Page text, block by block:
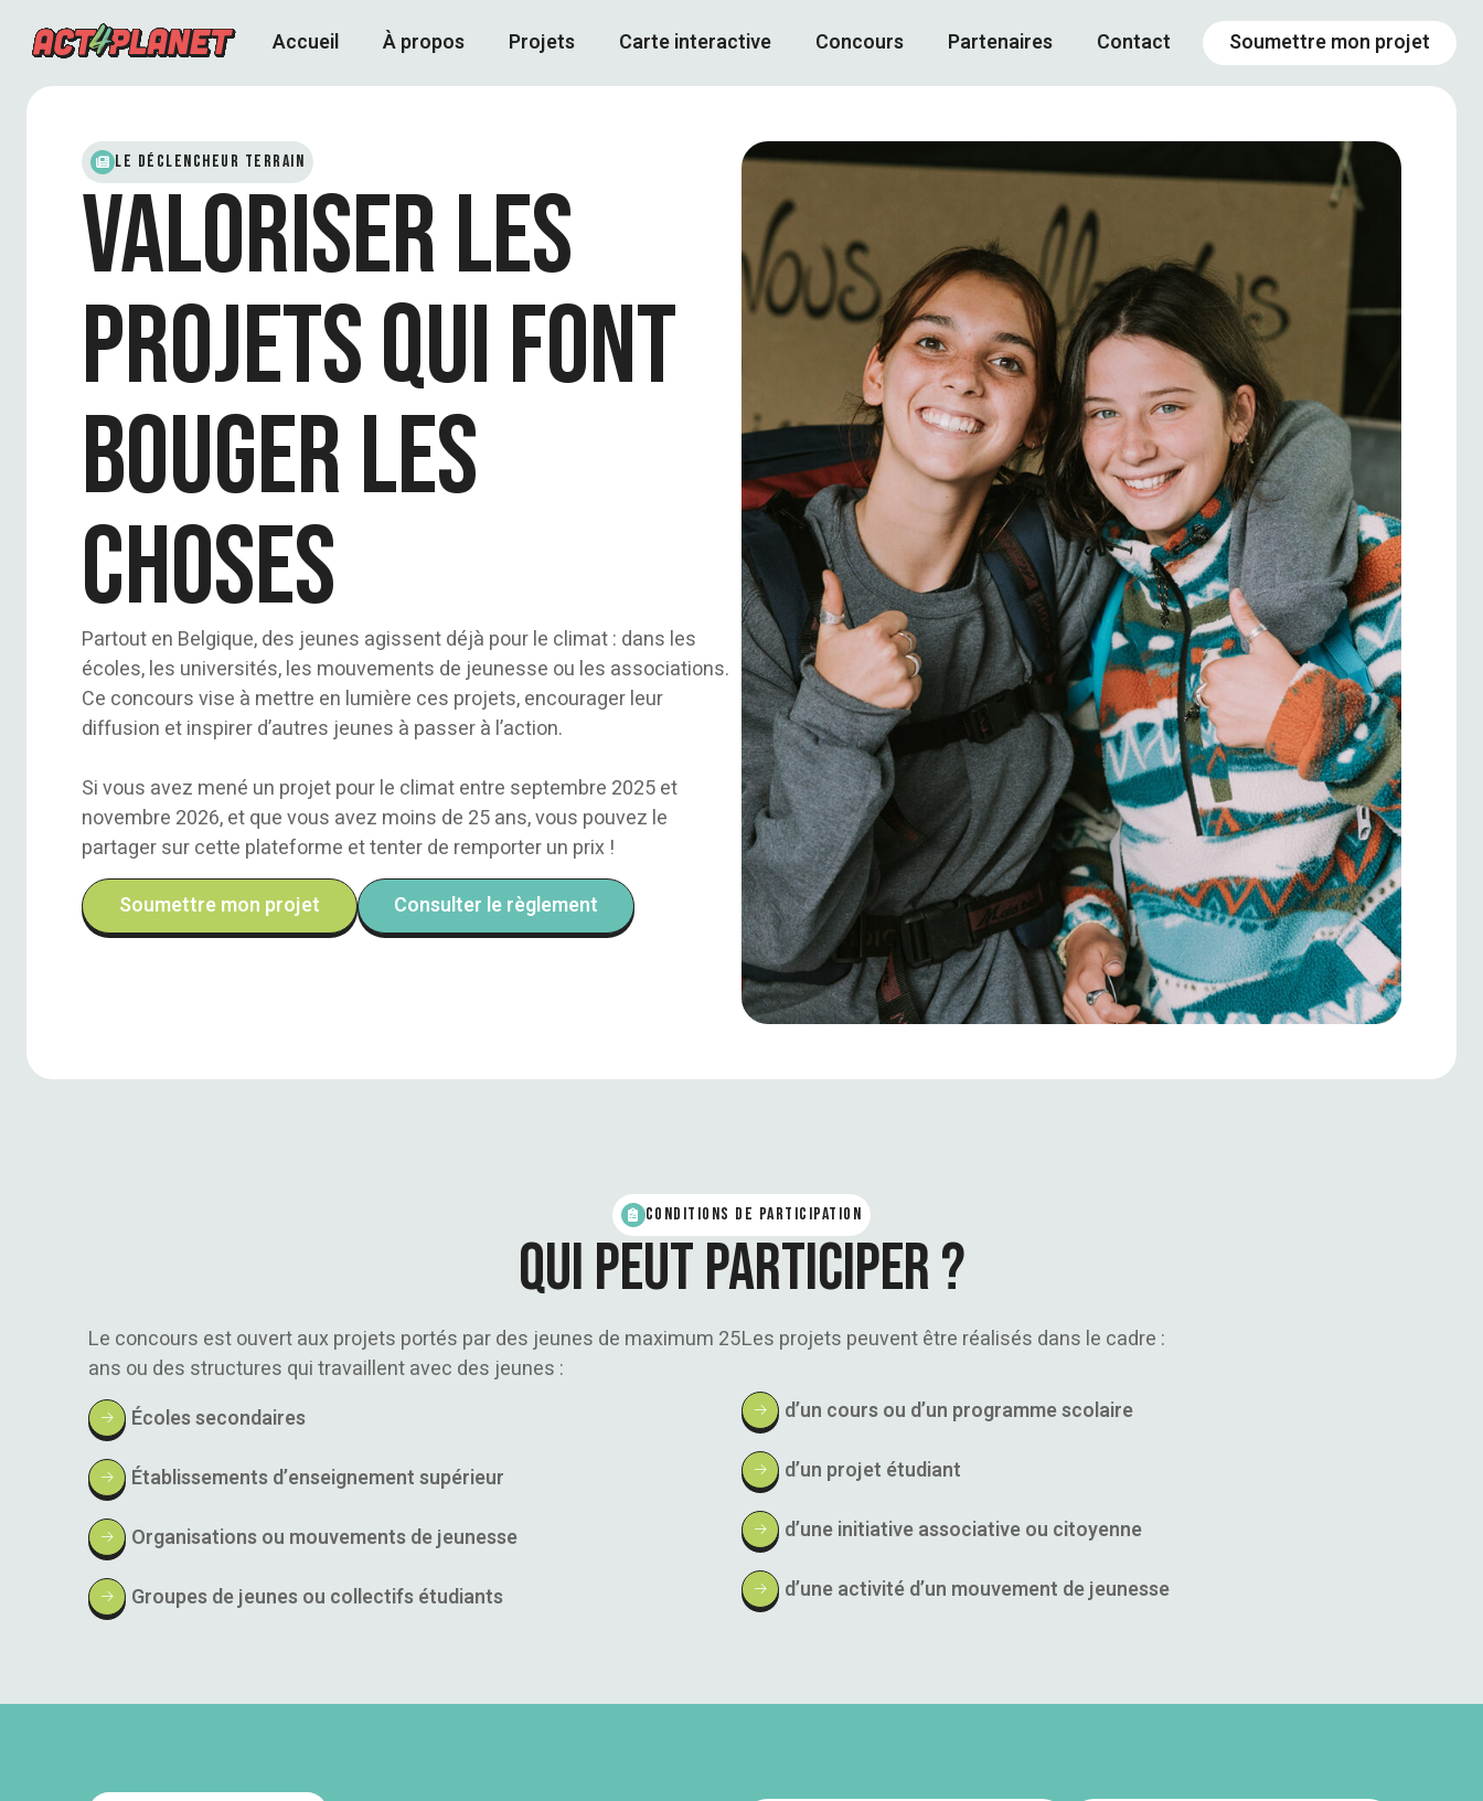
Accueil À propos Projets Carte interactive Concours Partenaires Contact Soumettre mon projet
Le déclencheur terrain
Valoriser les
projets qui font
bouger les
choses
Partout en Belgique, des jeunes agissent déjà pour le climat : dans les
écoles, les universités, les mouvements de jeunesse ou les associations.
Ce concours vise à mettre en lumière ces projets, encourager leur
diffusion et inspirer d’autres jeunes à passer à l’action.
Si vous avez mené un projet pour le climat entre septembre 2025 et
novembre 2026, et que vous avez moins de 25 ans, vous pouvez le
partager sur cette plateforme et tenter de remporter un prix !
Soumettre mon projet
Consulter le règlement
Conditions de participation
Qui peut participer ?
Le concours est ouvert aux projets portés par des jeunes de maximum 25
ans ou des structures qui travaillent avec des jeunes :
Écoles secondaires
Établissements d’enseignement supérieur
Organisations ou mouvements de jeunesse
Groupes de jeunes ou collectifs étudiants
Les projets peuvent être réalisés dans le cadre :
d’un cours ou d’un programme scolaire
d’un projet étudiant
d’une initiative associative ou citoyenne
d’une activité d’un mouvement de jeunesse